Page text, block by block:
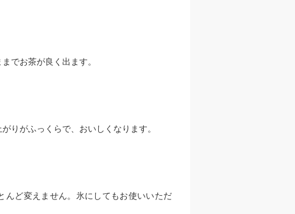
でお茶が良く出ます。
りがふっくらで、おいしくなります。
んど変えません。氷にしてもお使いいただ